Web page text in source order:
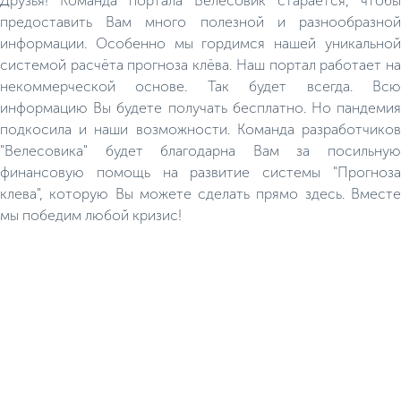
придаваться активному отдыху,
спокойной рыбалке, бане или
же проводить многочисленные
пикники.
предоставить Вам много полезной и разнообразной
информации. Особенно мы гордимся нашей уникальной
системой расчёта прогноза клёва. Наш портал работает на
некоммерческой основе. Так будет всегда. Всю
информацию Вы будете получать бесплатно. Но пандемия
подкосила и наши возможности. Команда разработчиков
"Велесовика" будет благодарна Вам за посильную
финансовую помощь на развитие системы "Прогноза
клева", которую Вы можете сделать прямо здесь. Вместе
мы победим любой кризис!